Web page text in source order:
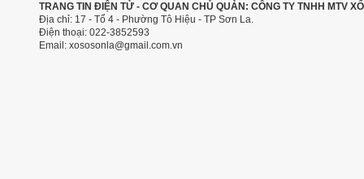
TRANG TIN ĐIỆN TỬ - CƠ QUAN CHỦ QUẢN: CÔNG TY TNHH MTV
Địa chỉ: 17 - Tổ 4 - Phường Tô Hiệu - TP Sơn La.
Điện thoại: 022-3852593
Email: xososonla@gmail.com.vn